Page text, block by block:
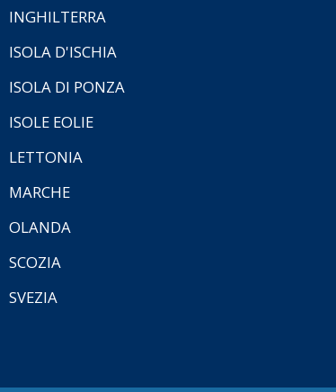
INGHILTERRA
ISOLA D'ISCHIA
ISOLA DI PONZA
ISOLE EOLIE
LETTONIA
MARCHE
OLANDA
SCOZIA
SVEZIA